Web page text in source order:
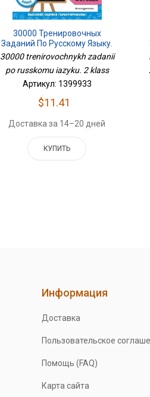
30000 Тренировочных
Заданий По Русскому Языку.
2 Класс
30000 trenirovochnykh zadanii
po russkomu iazyku. 2 klass
Артикул: 1399933
$11.41
Доставка за 14–20 дней
КУПИТЬ
Информация
Доставка
Пользовательское
Помощь (FAQ)
Карта сайта